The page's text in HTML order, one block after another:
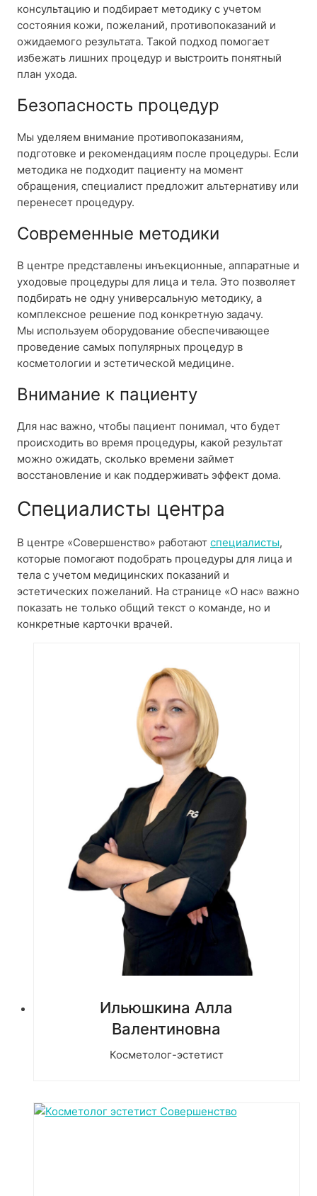
консультацию и подбирает методику с учетом
состояния кожи, пожеланий, противопоказаний и
ожидаемого результата. Такой подход помогает
избежать лишних процедур и выстроить понятный
план ухода.
Безопасность процедур
Мы уделяем внимание противопоказаниям,
подготовке и рекомендациям после процедуры. Если
методика не подходит пациенту на момент
обращения, специалист предложит альтернативу или
перенесет процедуру.
Современные методики
В центре представлены инъекционные, аппаратные и
уходовые процедуры для лица и тела. Это позволяет
подбирать не одну универсальную методику, а
комплексное решение под конкретную задачу.
Мы используем оборудование обеспечивающее
проведение самых популярных процедур в
косметологии и эстетической медицине.
Внимание к пациенту
Для нас важно, чтобы пациент понимал, что будет
происходить во время процедуры, какой результат
можно ожидать, сколько времени займет
восстановление и как поддерживать эффект дома.
Специалисты центра
В центре «Совершенство» работают специалисты,
которые помогают подобрать процедуры для лица и
тела с учетом медицинских показаний и
эстетических пожеланий. На странице «О нас» важно
показать не только общий текст о команде, но и
конкретные карточки врачей.
Ильюшкина Алла
Валентиновна
Косметолог-эстетист